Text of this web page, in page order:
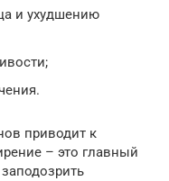
и ухудшению
приводит к
– это главный